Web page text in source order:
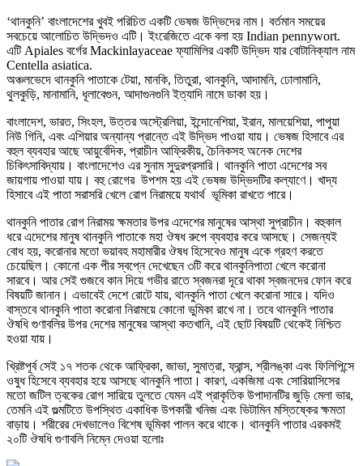
‘থানকুনি’ বাংলাদেশের খুবই পরিচিত একটি ভেষজ উদ্ভিদের নাম। বর্তমান সময়ের
সবচেয়ে আলোচিত উদ্ভিদও এটি। ইংরেজিতে একে বলা হয় Indian pennywort.
এটি Apiales বর্গের Mackinlayaceae ফ্যামিলির একটি উদ্ভিদ যার বোটানিক্যাল নাম
Centella asiatica.
অঞ্চলভেদে থানকুনি পাতাকে টেয়া, মানকি, তিতুরা, থানকুনি, আদামনি, ঢোলামানি,
থুলকুড়ি, মানামানি, ধূলাবেগুন, আদাগুনগুনি ইত্যাদি নামে ডাকা হয়।
বাংলাদেশ, ভারত, সিংহল, উত্তর অস্ট্রেলিয়া, ইন্দোনেশিয়া, ইরান, মালয়েশিয়া, পাপুয়া
নিউ গিনি, এবং এশিয়ার অন্যান্য প্রান্তে এই উদ্ভিদ পাওয়া যায়। ভেষজ হিসাবে এর
বহুল ব্যবহার আছে আয়ুর্বেদিক, প্রাচীন আফ্রিকীয়, চৈনিকসহ অনেক দেশের
চিকিৎসাবিদ্যায়। বাংলাদেশেও এর সুনাম সুদুরপ্রসারি। থানকুনি পাতা এদেশের সব
জায়গায় পাওয়া যায়। বহু রোগের উপশম হয় এই ভেষজ উদ্ভিদটির কল্যাণে। খাদ্য
হিসাবে এই পাতা সরাসরি খেলে রোগ নিরাময়ে যথার্থ ভূমিকা রাখতে পারে।
থানকুনি পাতার রোগ নিরাময় ক্ষমতার উপর এদেশের মানুষের আস্থা সুপ্রাচীন। বহুকাল
ধরে এদেশের মানুষ থানকুনি পাতাকে মহা ঔষধ রুপে ব্যবহার করে আসছে। সেজন্যই
বোধ হয়, করোনার মতো ভয়াবহ মহামারীর ঔষধ হিসেবেও মানুষ একে গ্রহণ করতে
চেয়েছিল। কোনো এক পীর স্বপ্নে দেখেছেন ৩টি করে থানকুনিপাতা খেলে করোনা
সারবে। আর সেই গুজবে কান দিয়ে গভীর রাতে স্বজনরা দূরে থাকা স্বজনদের ফোন করে
বিষয়টি জানান। এভাবেই দেশে রোটে যায়, থানকুনি পাতা খেলে করোনা সারে। যদিও
বাস্তবে থানকুনি পাতা করোনা নিরাময়ে কোনো ভুমিকা রাখে না। তবে থানকুনি পাতার
ঔষধি গুণাবলির উপর দেশের মানুষের আস্থা কতখানি, এই ছোট বিষয়টি থেকেই নিশ্চিত
হওয়া যায়।
খ্রিষ্টপূর্ব সেই ১৭ শতক থেকে আফ্রিকা, জাভা, সুমাত্রা, ফ্রান্স, শ্রীলঙ্কা এবং ফিলিপিন্সে
ওষুধ হিসেবে ব্যবহার হয়ে আসছে থানকুনি পাতা। কারণ, একজিমা এবং সোরিয়াসিসের
মতো জটিল ত্বকের রোগ সারিয়ে তুলতে যেমন এই প্রাকৃতিক উপাদানটির জুড়ি মেলা ভার,
তেমনি এই গুল্মটিতে উপস্থিত একাধিক উপকারী খনিজ এবং ভিটামিন মস্তিষ্কের ক্ষমতা
বাড়ায়। শরীরের দেখভালেও বিশেষ ভূমিকা পালন করে থাকে। থানকুনি পাতার এরকমই
২০টি ঔষধি গুণাবলি নিম্নে দেওয়া হলোঃ